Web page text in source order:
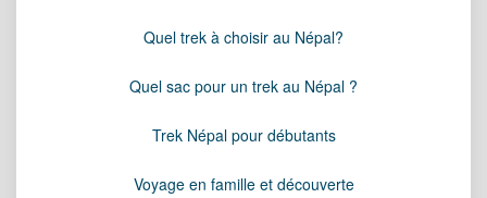
Quel trek à choisir au Népal?
Quel sac pour un trek au Népal ?
Trek Népal pour débutants
Voyage en famille et découverte